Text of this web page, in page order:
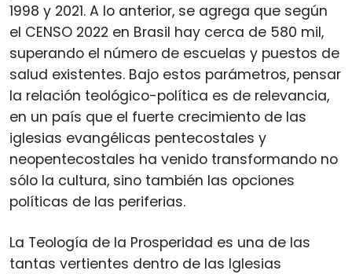
1998 y 2021. A lo anterior, se agrega que según
el CENSO 2022 en Brasil hay cerca de 580 mil,
superando el número de escuelas y puestos de
salud existentes. Bajo estos parámetros, pensar
la relación teológico-política es de relevancia,
en un país que el fuerte crecimiento de las
iglesias evangélicas pentecostales y
neopentecostales ha venido transformando no
sólo la cultura, sino también las opciones
políticas de las periferias.
La Teología de la Prosperidad es una de las
tantas vertientes dentro de las Iglesias